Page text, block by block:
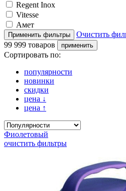
Regent Inox
Vitesse
Амет
Очистить
99 999 товаров
Сортировать по:
популярности
новинки
скидки
цена ↓
цена ↑
Фиолетовый
очистить фильтры